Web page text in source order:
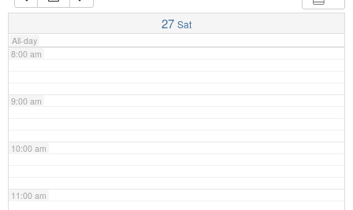
27 Sat
All-day
7:00 am
8:00 am
9:00 am
10:00 am
11:00 am